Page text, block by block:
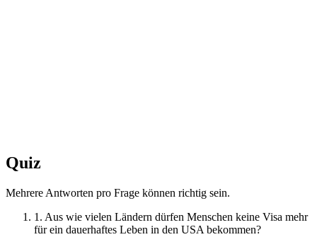
Quiz
Mehrere Antworten pro Frage können richtig sein.
1. Aus wie vielen Ländern dürfen Menschen keine Visa mehr
für ein dauerhaftes Leben in den USA bekommen?